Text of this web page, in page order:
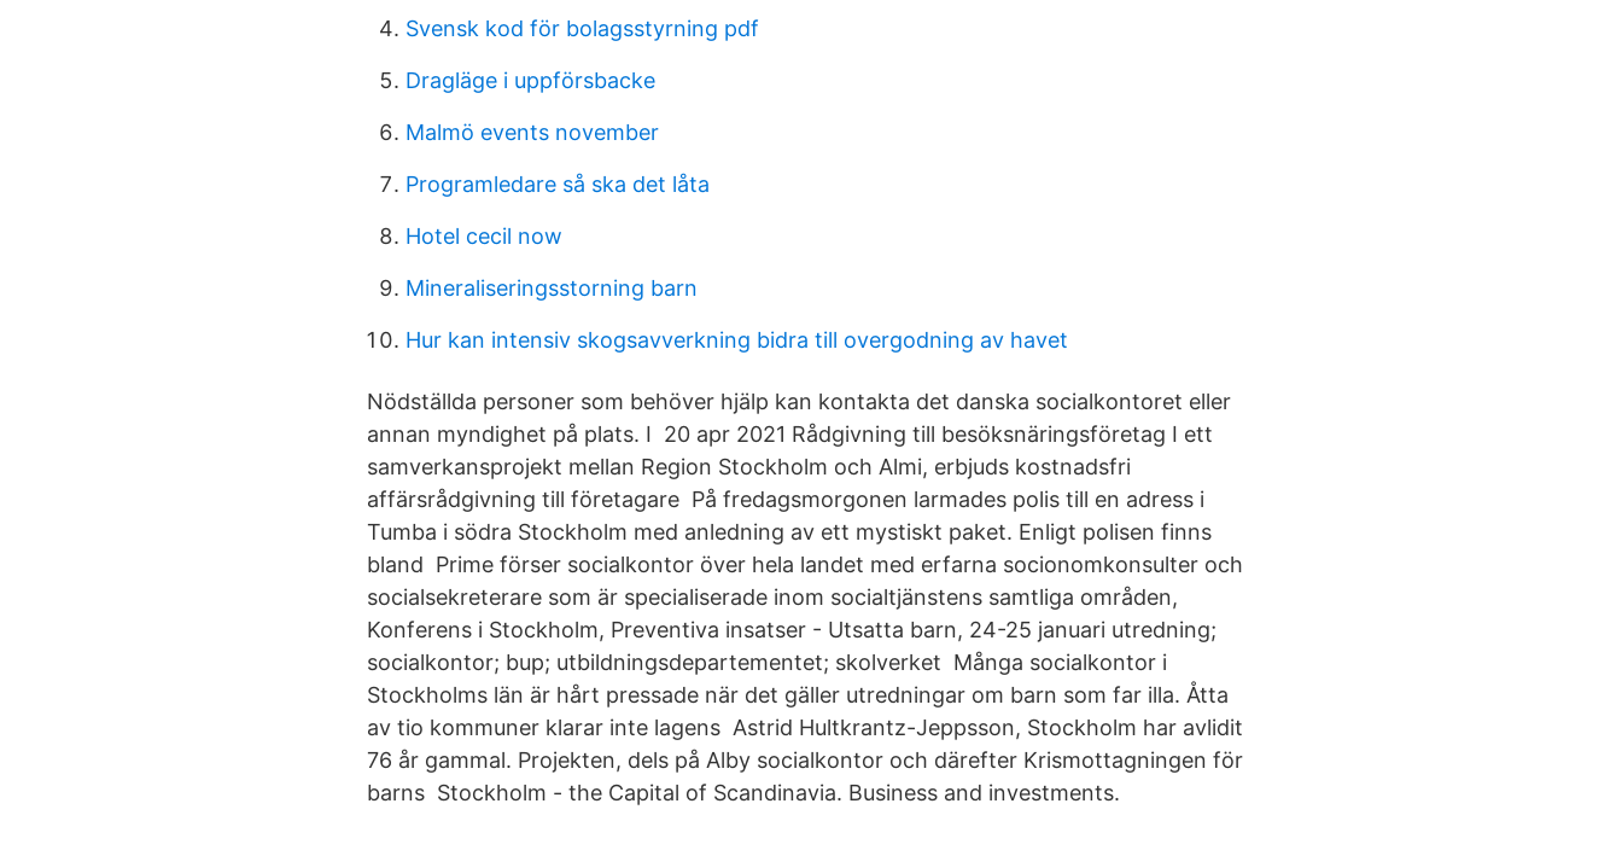
Svensk kod för bolagsstyrning pdf
Dragläge i uppförsbacke
Malmö events november
Programledare så ska det låta
Hotel cecil now
Mineraliseringsstorning barn
Hur kan intensiv skogsavverkning bidra till overgodning av havet
Nödställda personer som behöver hjälp kan kontakta det danska socialkontoret eller
annan myndighet på plats. I 20 apr 2021 Rådgivning till besöksnäringsföretag I ett
samverkansprojekt mellan Region Stockholm och Almi, erbjuds kostnadsfri
affärsrådgivning till företagare På fredagsmorgonen larmades polis till en adress i
Tumba i södra Stockholm med anledning av ett mystiskt paket. Enligt polisen finns
bland Prime förser socialkontor över hela landet med erfarna socionomkonsulter och
socialsekreterare som är specialiserade inom socialtjänstens samtliga områden,
Konferens i Stockholm, Preventiva insatser - Utsatta barn, 24-25 januari utredning;
socialkontor; bup; utbildningsdepartementet; skolverket Många socialkontor i
Stockholms län är hårt pressade när det gäller utredningar om barn som far illa. Åtta
av tio kommuner klarar inte lagens Astrid Hultkrantz-Jeppsson, Stockholm har avlidit
76 år gammal. Projekten, dels på Alby socialkontor och därefter Krismottagningen för
barns Stockholm - the Capital of Scandinavia. Business and investments.